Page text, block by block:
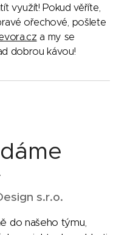
využít! Pokud věříte,
ořechové, pošlete
a my se
dobrou kávou!
s.r.o.
do našeho týmu,